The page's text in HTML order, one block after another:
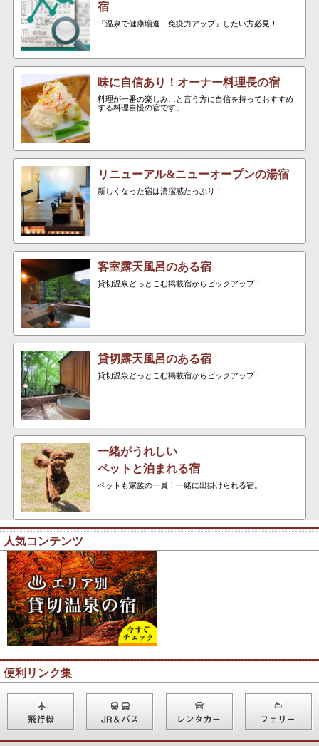
宿
『温泉で健康増進、免疫力アップ』したい方必見！
味に自信あり！オーナー料理長の宿
料理が一番の楽しみ…と言う方に自信を持っておすすめ
する料理自慢の宿です。
リニューアル&ニューオープンの湯宿
新しくなった宿は清潔感たっぷり！
客室露天風呂のある宿
貸切温泉どっとこむ掲載宿からピックアップ！
貸切露天風呂のある宿
貸切温泉どっとこむ掲載宿からピックアップ！
一緒がうれしい
ペットと泊まれる宿
ペットも家族の一員！一緒に出掛けられる宿。
人気コンテンツ
便利リンク集